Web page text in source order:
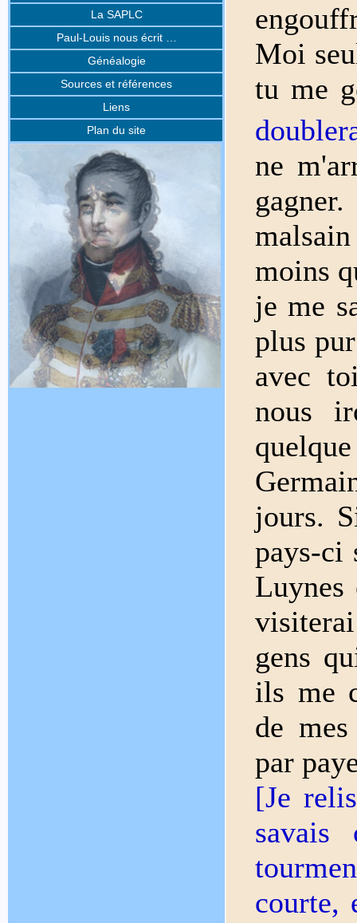
La SAPLC
Paul-Louis nous écrit …
Généalogie
Sources et références
Liens
Plan du site
Moi
tu me
ne
moins
je me
plus
avec
nous
jours.
pays-ci
Luynes
gens
ils me
de
par
[Je
courte,